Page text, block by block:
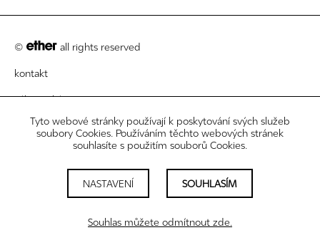
© all rights reserved
kontakt
zákaznický servis
právní informace
nastavení cookies
Tyto webové stránky používají k poskytování svých služeb
soubory Cookies. Používáním těchto webových stránek
souhlasíte s použitím souborů Cookies.
NASTAVENÍ SOUHLASÍM
Souhlas můžete odmítnout zde.